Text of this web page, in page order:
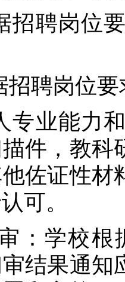
招聘岗位
招聘岗位
专业能力
件，教科
佐证性材
可。
：学校根
结果通知